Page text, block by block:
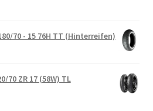
70 - 15 76H TT (Hinterreifen)
70 ZR 17 (58W) TL